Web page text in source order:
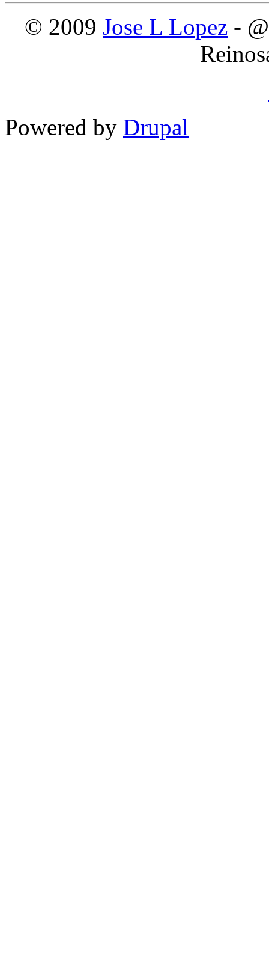
© 2009 Jose L Lopez -
Powered by Drupal